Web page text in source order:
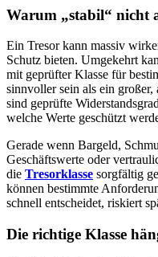
Warum „stabil“ nicht
Ein Tresor kann massiv
Schutz bieten. Umgekehrt
mit geprüfter Klasse für
sinnvoller sein als ein
sind geprüfte
welche Werte geschützt
Gerade wenn Bargeld,
Geschäftswerte oder
die Tresorklasse sorgfältig
können bestimmte
schnell entscheidet, riskiert
Die richtige Klasse